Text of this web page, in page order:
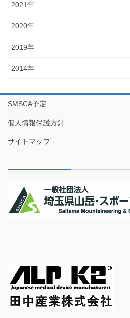
2021年
2020年
2019年
2014年
SMSCA予定
個人情報保護方針
サイトマップ